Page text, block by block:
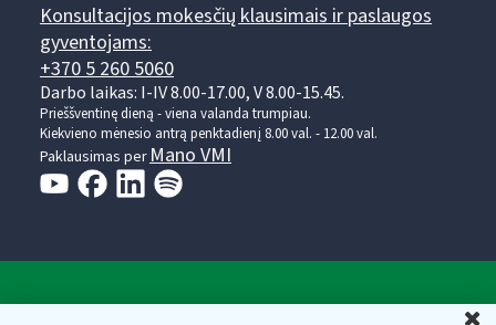
Konsultacijos mokesčių klausimais ir paslaugos
gyventojams:
+370 5 260 5060
Darbo laikas: I-IV 8.00-17.00, V 8.00-15.45.
Prieššventinę dieną - viena valanda trumpiau.
Kiekvieno mėnesio antrą penktadienį 8.00 val. - 12.00 val.
Paklausimas per Mano VMI